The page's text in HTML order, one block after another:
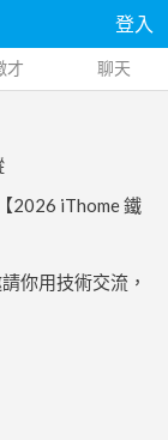
登入
才 聊天
2026 iThome 鐵
你用技術交流，